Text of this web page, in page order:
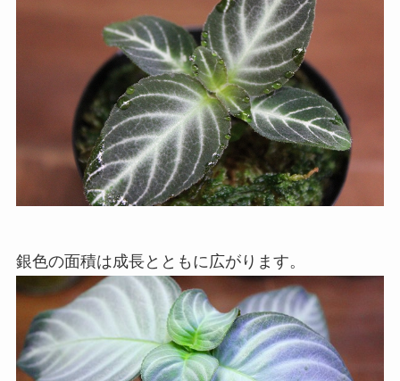
銀色の面積は成長とともに広がります。